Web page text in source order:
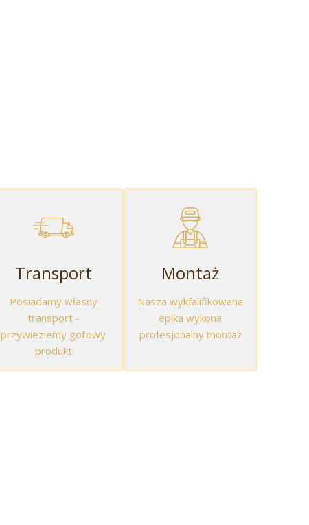
Transport
Posiadamy własny
transport -
przywieziemy gotowy
produkt
Montaż
Nasza wykfalifikowana
epika wykona
profesjonalny montaż